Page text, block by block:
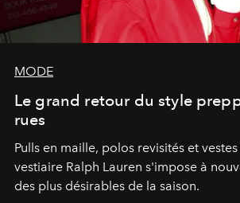
MODE
Le grand retour du style
rues
Pulls en maille, polos revisités et
vestiaire Ralph Lauren s'impose à
des plus désirables de la saison.